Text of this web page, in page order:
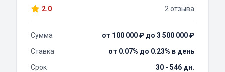
2.0 2 отзыва
Сумма
от 100 000 ₽ до 3 500 000 ₽
Ставка
от 0.07% до 0.23% в день
Срок
30 - 546 дн.